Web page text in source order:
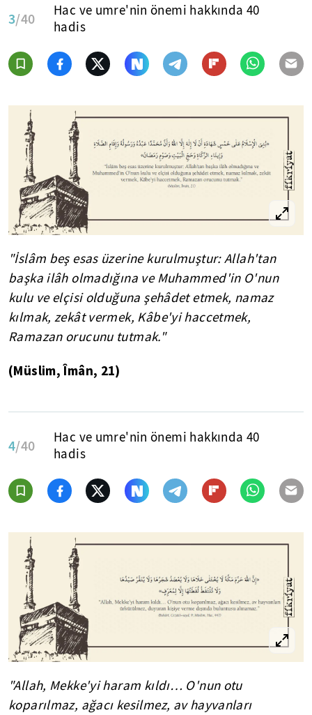
3/40
Hac ve umre'nin önemi hakkında 40
hadis
"İslâm beş esas üzerine kurulmuştur: Allah'tan
başka ilâh olmadığına ve Muhammed'in O'nun
kulu ve elçisi olduğuna şehâdet etmek, namaz
kılmak, zekât vermek, Kâbe'yi haccetmek,
Ramazan orucunu tutmak."
(Müslim, Îmân, 21)
4/40
Hac ve umre'nin önemi hakkında 40
hadis
"Allah, Mekke'yi haram kıldı… O'nun otu
koparılmaz, ağacı kesilmez, av hayvanları